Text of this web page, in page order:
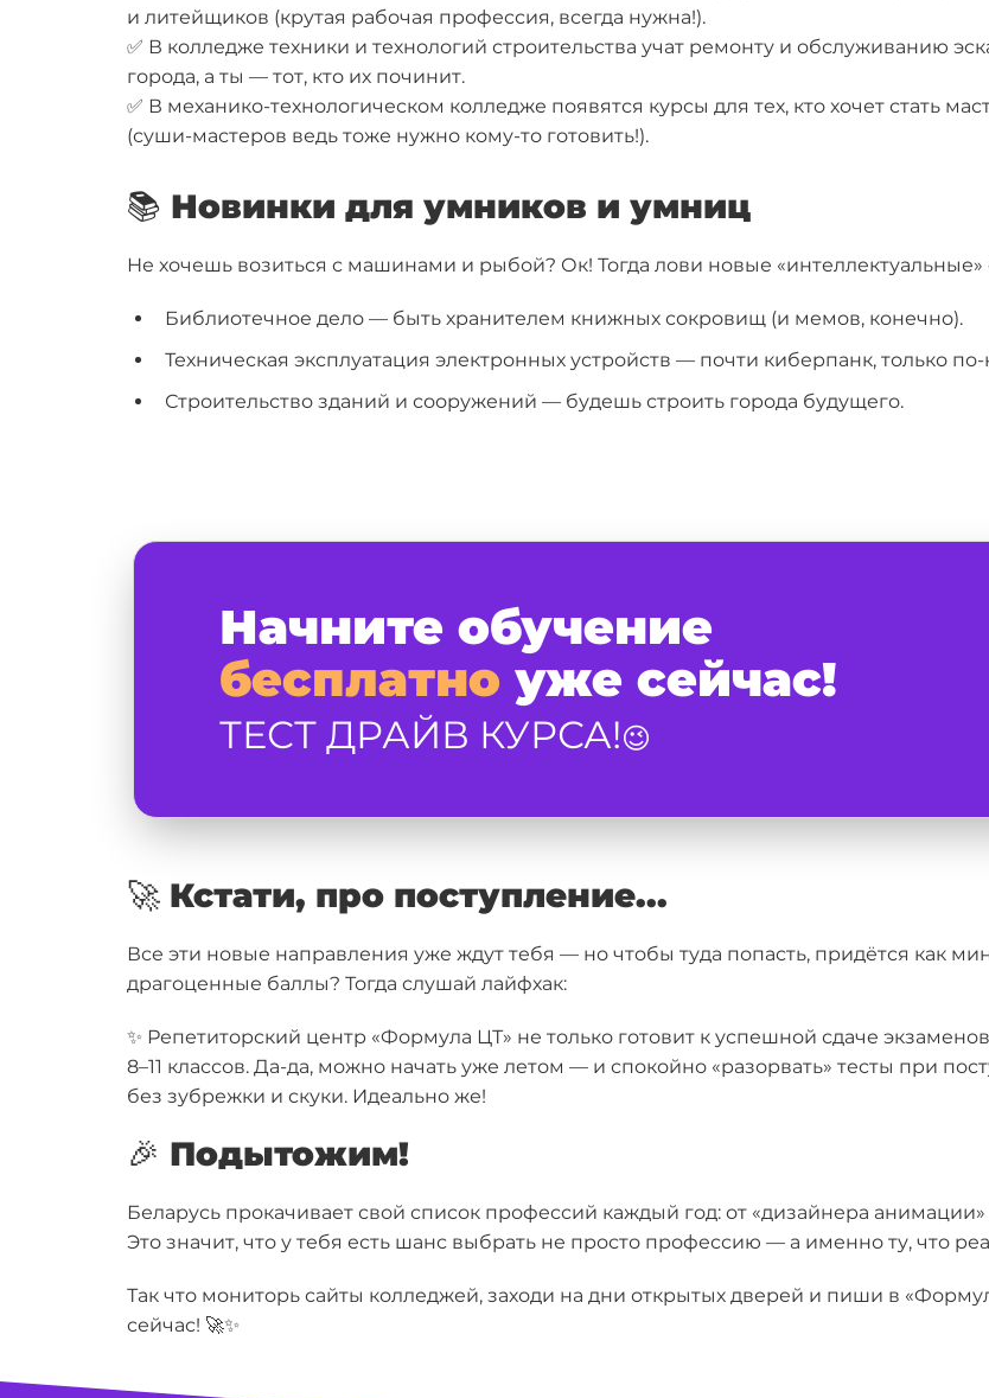
и литейщиков (крутая рабочая профессия, всегда нужна!).
✅ В колледже техники и технологий строительства учат ремонту и обслуживанию
города, а ты — тот, кто их починит.
✅ В механико-технологическом колледже появятся курсы для тех, кто хочет стать
(суши-мастеров ведь тоже нужно кому-то готовить!).
📚 Новинки для умников и умниц
Не хочешь возиться с машинами и рыбой? Ок! Тогда лови новые «интеллектуальные»
Библиотечное дело — быть хранителем книжных сокровищ (и мемов, конечно).
Техническая эксплуатация электронных устройств — почти киберпанк, только
Строительство зданий и сооружений — будешь строить города будущего.
Начните обучение
бесплатно уже сейчас!
ТЕСТ ДРАЙВ КУРСА!😉
🚀 Кстати, про поступление...
Все эти новые направления уже ждут тебя — но чтобы туда попасть, придётся как
драгоценные баллы? Тогда слушай лайфхак:
✨ Репетиторский центр «Формула ЦТ» не только готовит к успешной сдаче
8–11 классов. Да-да, можно начать уже летом — и спокойно «разорвать» тесты при
без зубрежки и скуки. Идеально же!
🎉 Подытожим!
Беларусь прокачивает свой список профессий каждый год: от «дизайнера
Это значит, что у тебя есть шанс выбрать не просто профессию — а именно ту, что
Так что мониторь сайты колледжей, заходи на дни открытых дверей и пиши в
сейчас! 🚀✨